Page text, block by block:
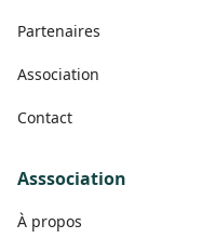
Partenaires
Association
Contact
Asssociation
À propos